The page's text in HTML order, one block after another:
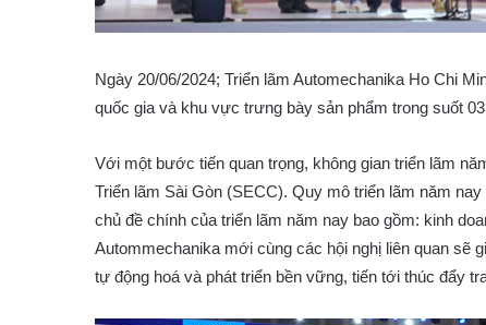
Ngày 20/06/2024; Triển lãm Automechanika Ho Chi
quốc gia và khu vực trưng bày sản phẩm trong suốt
Với một bước tiến quan trọng, không gian triển lãm
Triển lãm Sài Gòn (SECC). Quy mô triển lãm năm
chủ đề chính của triển lãm năm nay bao gồm: kinh
Autommechanika mới cùng các hội nghị liên quan sẽ
tự động hoá và phát triển bền vững, tiến tới thúc đẩy